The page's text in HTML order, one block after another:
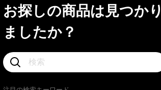
お探しの商品は見つかり
ましたか？